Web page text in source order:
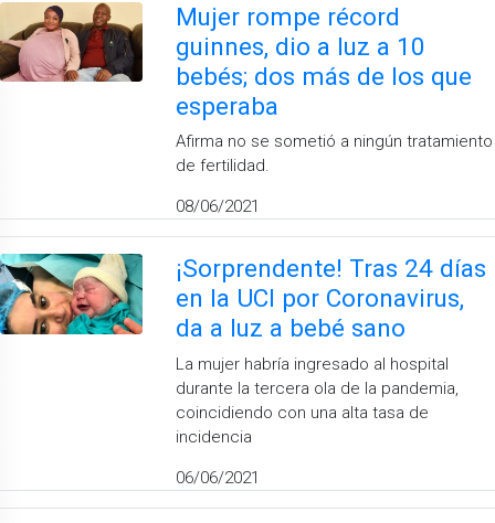
Mujer rompe récord
guinnes, dio a luz a 10
bebés; dos más de los que
esperaba
Afirma no se sometió a ningún tratamiento
de fertilidad.
08/06/2021
¡Sorprendente! Tras 24 días
en la UCI por Coronavirus,
da a luz a bebé sano
La mujer habría ingresado al hospital
durante la tercera ola de la pandemia,
coincidiendo con una alta tasa de
incidencia
06/06/2021